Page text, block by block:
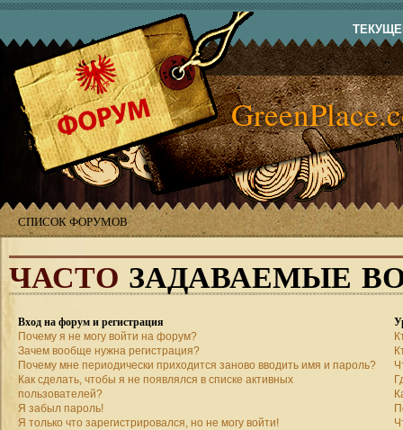
СПИСОК ФОРУМОВ
ЧАСТО ЗАДАВАЕМЫЕ
Вход на форум и регистрация
Почему я не могу войти на форум?
Зачем вообще нужна регистрация?
Почему мне периодически приходится заново вводить имя и пароль?
Как сделать, чтобы я не появлялся в списке активных
пользователей?
Я забыл пароль!
Я только что зарегистрировался, но не могу войти!